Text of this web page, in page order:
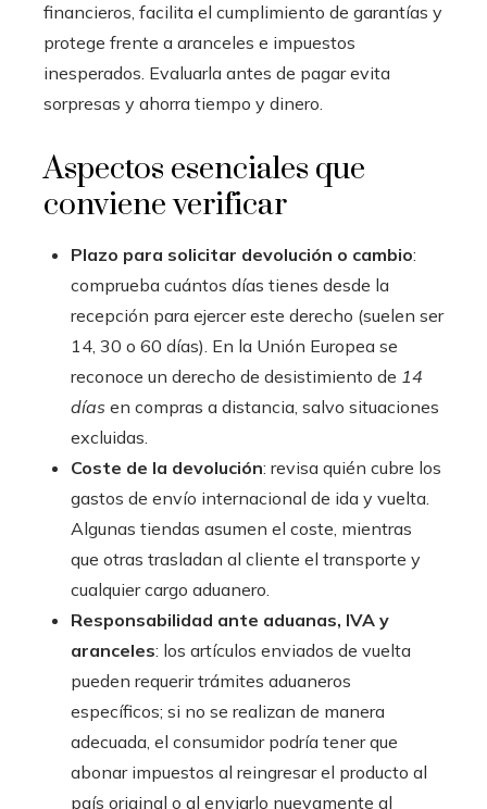
financieros, facilita el cumplimiento de garantías y
protege frente a aranceles e impuestos
inesperados. Evaluarla antes de pagar evita
sorpresas y ahorra tiempo y dinero.
Aspectos esenciales que
conviene verificar
Plazo para solicitar devolución o cambio:
comprueba cuántos días tienes desde la
recepción para ejercer este derecho (suelen ser
14, 30 o 60 días). En la Unión Europea se
reconoce un derecho de desistimiento de 14
días en compras a distancia, salvo situaciones
excluidas.
Coste de la devolución: revisa quién cubre los
gastos de envío internacional de ida y vuelta.
Algunas tiendas asumen el coste, mientras
que otras trasladan al cliente el transporte y
cualquier cargo aduanero.
Responsabilidad ante aduanas, IVA y
aranceles: los artículos enviados de vuelta
pueden requerir trámites aduaneros
específicos; si no se realizan de manera
adecuada, el consumidor podría tener que
abonar impuestos al reingresar el producto al
país original o al enviarlo nuevamente al